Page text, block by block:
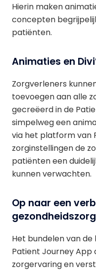
Hierin maken
concepten
patiënten.
Animaties en
Zorgverleners
toevoegen aan alle
gecreëerd in de
simpelweg een
via het platform van
zorginstellingen de
patiënten een
kunnen verwachten.
Op naar een
gezondheidszorg
Het bundelen van
Patient Journey
zorgervaring en